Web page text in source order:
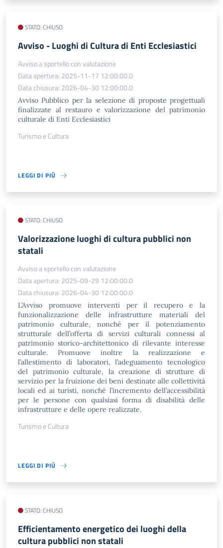
STATO: CHIUSO
​Avviso - Luoghi di Cultura di Enti Ecclesiastici
Avviso a sportello con valutazione
Data apertura: 2025-11-17 12:00:00.0
Data chiusura: 2026-04-30 12:00:00.0
Avviso Pubblico per la selezione di proposte progettuali
finalizzate al restauro e valorizzazione del patrimonio
culturale di Enti Ecclesiastici
Turismo e Cultura
LEGGI DI PIÙ
STATO: CHIUSO
Valorizzazione luoghi di cultura pubblici non
statali
Avviso a sportello con valutazione
Data apertura: 2025-09-29 12:00:00.0
Data chiusura: 2026-04-30 12:00:00.0
L’Avviso promuove interventi per il recupero e la
funzionalizzazione delle infrastrutture materiali del
patrimonio culturale, nonché per il potenziamento
strutturale dell’offerta di servizi culturali connessi al
patrimonio storico-architettonico di rilevante interesse
culturale. Promuove inoltre la realizzazione e
l’allestimento di laboratori, l’adeguamento tecnologico
del patrimonio culturale, la creazione di strutture di
servizio per la fruizione dei beni destinate alle collettività
locali ed ai turisti, nonché l’incremento dell’accessibilità
per le persone con qualsiasi forma di disabilità delle
infrastrutture e delle opere realizzate.
Turismo e Cultura
LEGGI DI PIÙ
STATO: CHIUSO
Efficientamento energetico dei luoghi della
cultura pubblici non statali